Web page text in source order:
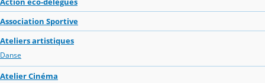
Association Sportive
Ateliers artistiques
Danse
Atelier Cinéma